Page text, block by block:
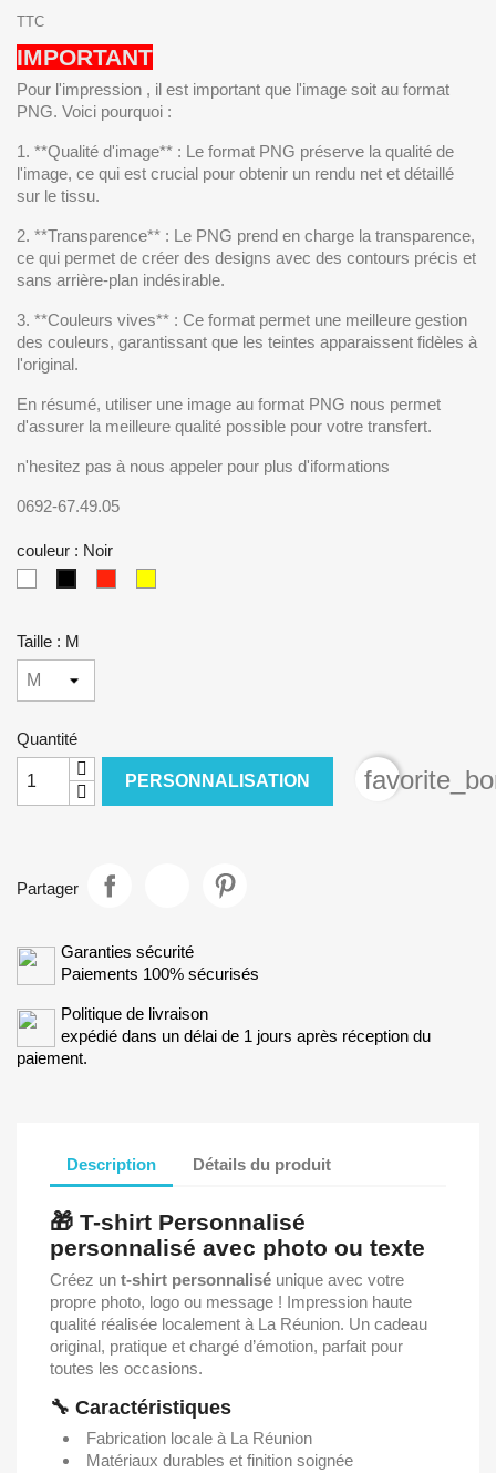
TTC
IMPORTANT
Pour l'impression , il est important que l'image soit au format
PNG. Voici pourquoi :
1. **Qualité d'image** : Le format PNG préserve la qualité de
l'image, ce qui est crucial pour obtenir un rendu net et détaillé
sur le tissu.
2. **Transparence** : Le PNG prend en charge la transparence,
ce qui permet de créer des designs avec des contours précis et
sans arrière-plan indésirable.
3. **Couleurs vives** : Ce format permet une meilleure gestion
des couleurs, garantissant que les teintes apparaissent fidèles à
l'original.
En résumé, utiliser une image au format PNG nous permet
d'assurer la meilleure qualité possible pour votre transfert.
n'hesitez pas à nous appeler pour plus d'iformations
0692-67.49.05
couleur : Noir
Taille : M
Quantité
PERSONNALISATION
Partager
Garanties sécurité
Paiements 100% sécurisés
Politique de livraison
expédié dans un délai de 1 jours après réception du
paiement.
Description Détails du produit
🎁 T-shirt Personnalisé
personnalisé avec photo ou texte
Créez un t-shirt personnalisé unique avec votre
propre photo, logo ou message ! Impression haute
qualité réalisée localement à La Réunion. Un cadeau
original, pratique et chargé d’émotion, parfait pour
toutes les occasions.
🔧 Caractéristiques
Fabrication locale à La Réunion
Matériaux durables et finition soignée